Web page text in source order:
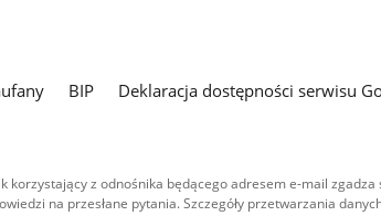
BIP
Deklaracja dostępności serwisu
z odnośnika będącego adresem e-mail
na przesłane pytania. Szczegóły przetwarzania